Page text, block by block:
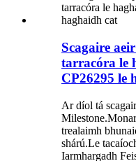
Scagaire
tarracóra le
CP26295 le
Ar díol tá
trealaimh
shárú.Le
Iarmhargadh